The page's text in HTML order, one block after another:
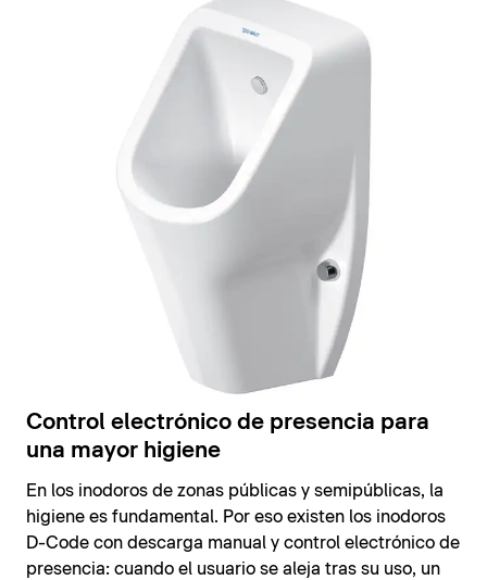
Control electrónico de presencia para
una mayor higiene
En los inodoros de zonas públicas y semipúblicas, la
higiene es fundamental. Por eso existen los inodoros
D-Code con descarga manual y control electrónico de
presencia: cuando el usuario se aleja tras su uso, un